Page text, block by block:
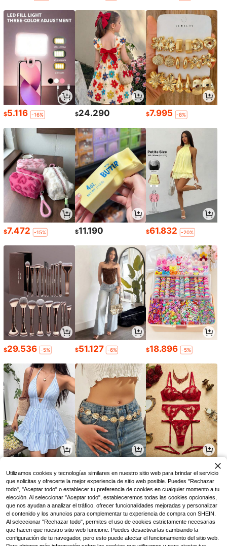
$5.116 -16% $24.290 $7.995 -8%
$7.472 -15% $11.190 $61.832 -20%
$29.536 -5% $51.127 -6% $18.896 -5%
Utilizamos cookies y tecnologías similares en nuestro sitio web para brindar el servicio
que solicitas y ofrecerte la mejor experiencia de sitio web posible. Puedes "Rechazar
todo", "Aceptar todo" o establecer tu preferencia de cookies en cualquier momento a tu
elección. Al seleccionar "Aceptar todo", estableceremos todas las cookies opcionales,
que nos ayudan a analizar el tráfico, ofrecer funcionalidades mejoradas y personalizar
el contenido y los anuncios para complementar tu experiencia de compra con SHEIN.
Al seleccionar "Rechazar todo", permites el uso de cookies estrictamente necesarias
que hacen que nuestro sitio web funcione. Puedes desactivarlas cambiando la
configuración de tu navegador, pero esto puede afectar el funcionamiento del sitio web.